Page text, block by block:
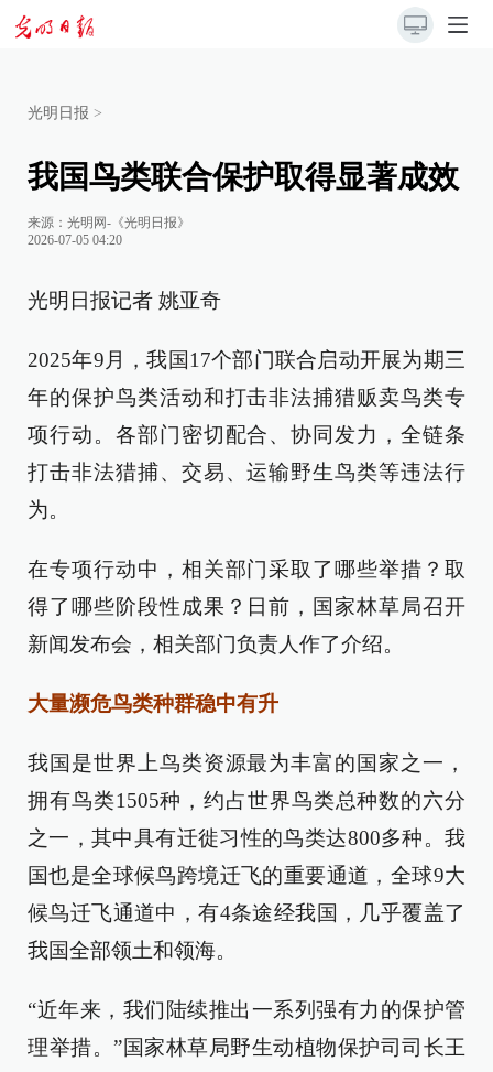
光明日报 >
我国鸟类联合保护取得显著成效
来源： 光明网-《光明日报》
2026-07-05 04:20
光明日报记者 姚亚奇
2025年9月，我国17个部门联合启动开展为期三
年的保护鸟类活动和打击非法捕猎贩卖鸟类专
项行动。各部门密切配合、协同发力，全链条
打击非法猎捕、交易、运输野生鸟类等违法行
为。
在专项行动中，相关部门采取了哪些举措？取
得了哪些阶段性成果？日前，国家林草局召开
新闻发布会，相关部门负责人作了介绍。
大量濒危鸟类种群稳中有升
我国是世界上鸟类资源最为丰富的国家之一，
拥有鸟类1505种，约占世界鸟类总种数的六分
之一，其中具有迁徙习性的鸟类达800多种。我
国也是全球候鸟跨境迁飞的重要通道，全球9大
候鸟迁飞通道中，有4条途经我国，几乎覆盖了
我国全部领土和领海。
“近年来，我们陆续推出一系列强有力的保护管
理举措。”国家林草局野生动植物保护司司长王